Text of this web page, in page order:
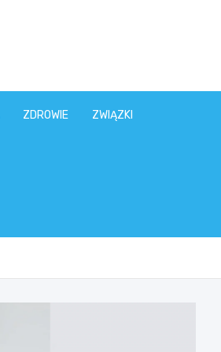
ZDROWIE ZWIĄZKI